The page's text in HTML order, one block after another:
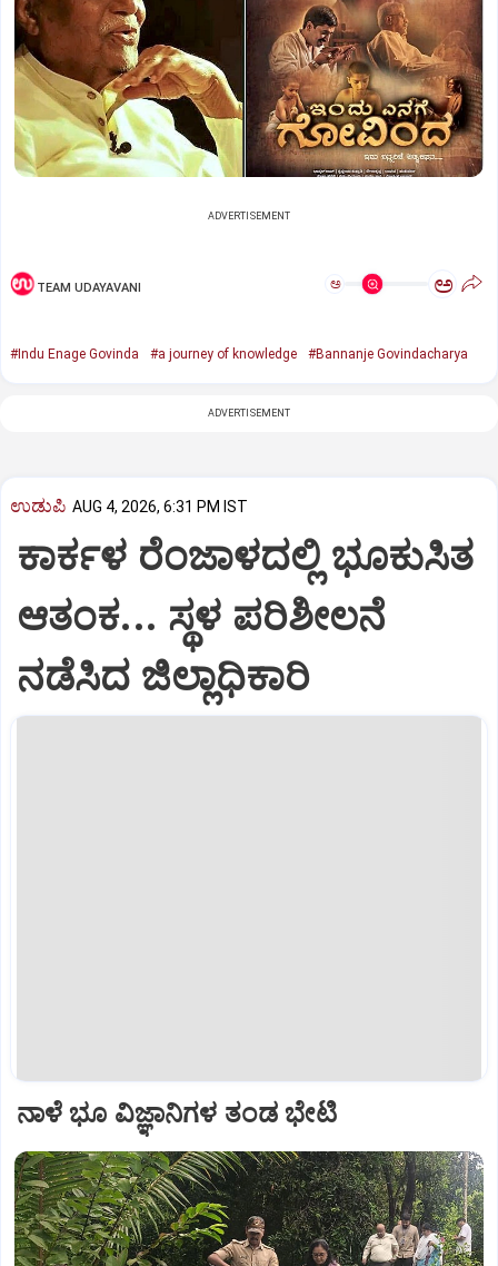
ADVERTISEMENT
TEAM UDAYAVANI ಅ ಅ
#Indu Enage Govinda #a journey of knowledge #Bannanje Govindacharya
ADVERTISEMENT
ಉಡುಪಿ AUG 4, 2026, 6:31 PM IST
ಕಾರ್ಕಳ ರೆಂಜಾಳದಲ್ಲಿ ಭೂಕುಸಿತ
ಆತಂಕ... ಸ್ಥಳ ಪರಿಶೀಲನೆ
ನಡೆಸಿದ ಜಿಲ್ಲಾಧಿಕಾರಿ
ನಾಳೆ ಭೂ ವಿಜ್ಞಾನಿಗಳ ತಂಡ ಭೇಟಿ